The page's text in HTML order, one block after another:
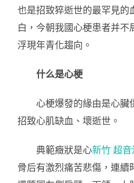
也是招致猝逝世的最罕見的
白，今朝我國心梗患者并
浮現年青化趨向。
什么是心梗
心梗爆發的緣由是心臟
招致心肌缺血、壞逝世。
典範癥狀是心新竹 超
骨后有激烈痛苦悲傷，連